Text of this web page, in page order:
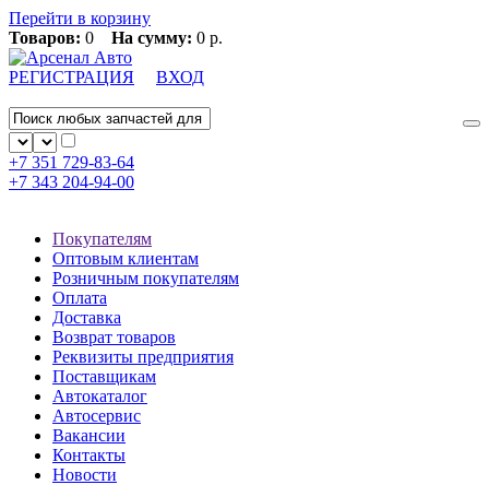
Перейти в корзину
Товаров: 0 На сумму: 0 р.
РЕГИСТРАЦИЯ ВХОД
+7 351 729-83-64
+7 343 204-94-00
Покупателям
Оптовым клиентам
Розничным покупателям
Оплата
Доставка
Возврат товаров
Реквизиты предприятия
Поставщикам
Автокаталог
Автосервис
Вакансии
Контакты
Новости